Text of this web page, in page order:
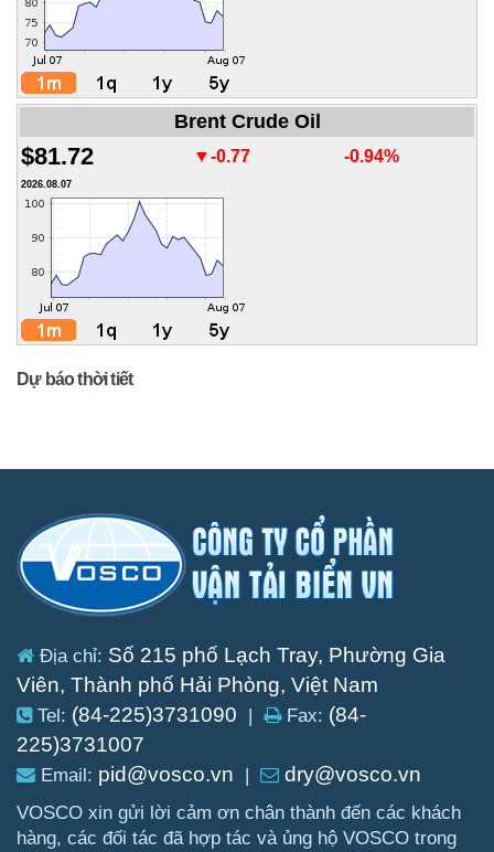
Brent Crude Oil
$81.72 ▼-0.77 -0.94%
2026.08.07
Dự báo thời tiết
Địa chỉ: Số 215 phố Lạch Tray, Phường Gia
Viên, Thành phố Hải Phòng, Việt Nam
Tel: (84-225)3731090 Fax: (84-
225)3731007
Email: pid@vosco.vn dry@vosco.vn
VOSCO xin gửi lời cảm ơn chân thành đến các khách
hàng, các đối tác đã hợp tác và ủng hộ VOSCO trong